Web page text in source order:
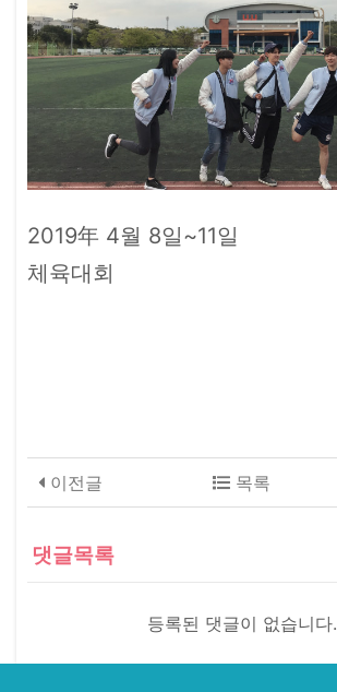
2019年 4월 8일~11일
체육대회
이전글 목록
댓글목록
등록된 댓글이 없습니다.